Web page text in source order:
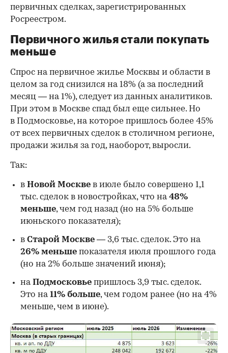
первичных сделках, зарегистрированных
Росреестром.
Первичного жилья стали покупать
меньше
Спрос на первичное жилье Москвы и области в
целом за год снизился на 18% (а за последний
месяц — на 1%), следует из данных аналитиков.
При этом в Москве спад был еще сильнее. Но
в Подмосковье, на которое пришлось более 45%
от всех первичных сделок в столичном регионе,
продажи жилья за год, наоборот, выросли.
00:00 / 00:00
Так:
в Новой Москве в июле было совершено 1,1
тыс. сделок в новостройках, что на48%
меньше, чем год назад (но на 5% больше
июньского показателя);
в Старой Москве — 3,6 тыс. сделок. Это на
26% меньше показателя июля прошлого года
(но на 2% больше значений июня);
наПодмосковье пришлось 3,9 тыс. сделок.
Это на11% больше, чем годом ранее (но на 4%
меньше, чем в июне).